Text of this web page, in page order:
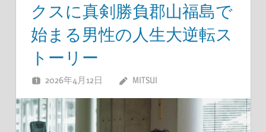
クスに真剣勝負郡山福島で
始まる男性の人生大逆転ス
トーリー
2026年4月12日 MITSUI